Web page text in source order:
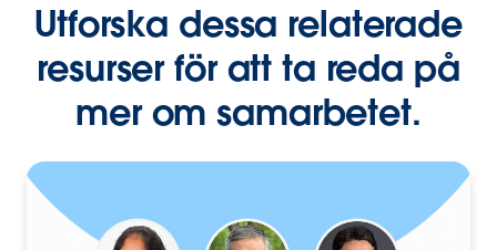
Utforska dessa relaterade
resurser för att ta reda på
mer om samarbetet.